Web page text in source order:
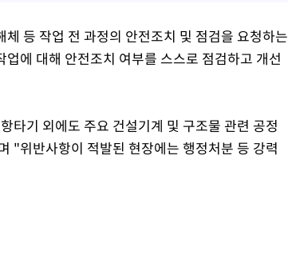
등 작업 전 과정의 안전조치 및 점검을 요청하는
에 대해 안전조치 여부를 스스로 점검하고 개선
타기 외에도 주요 건설기계 및 구조물 관련 공정
"위반사항이 적발된 현장에는 행정처분 등 강력